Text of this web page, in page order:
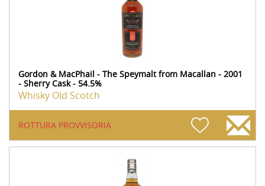
Gordon & MacPhail - The Speymalt from Macallan - 2001
- Sherry Cask - 54.5%
Whisky Old Scotch
ROTTURA PROVVISORIA